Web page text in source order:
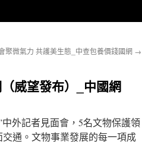
聚微氣力 共護美生態_中查包養價錢國網 →
威望發布）_中國網
外記者見面會，5名文物保護領
通。文物事業發展的每一項成